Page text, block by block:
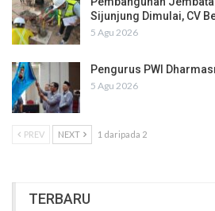
Sijunjung Dimulai, CV
5 Agu 2026
Pengurus PWI
5 Agu 2026
PREV NEXT 1 daripada 2
TERBARU